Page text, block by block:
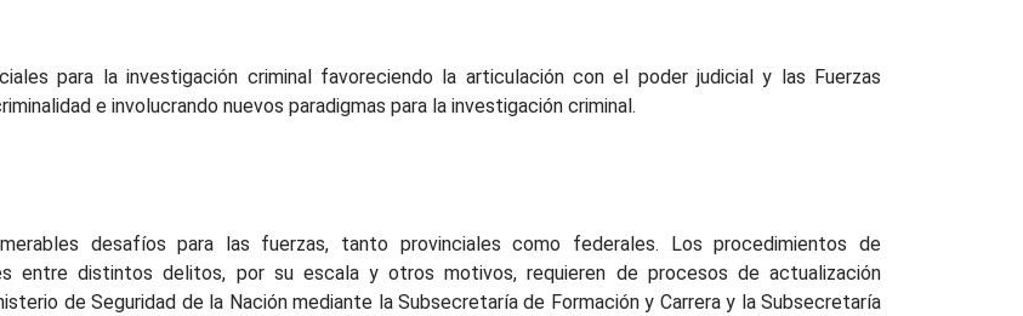
para la investigación criminal favoreciendo la articulación con el poder judicial y las Fuerzas
e involucrando nuevos paradigmas para la investigación criminal.
desafíos para las fuerzas, tanto provinciales como federales. Los procedimientos de
entre distintos delitos, por su escala y otros motivos, requieren de procesos de actualización
de Seguridad de la Nación mediante la Subsecretaría de Formación y Carrera y la Subsecretaría